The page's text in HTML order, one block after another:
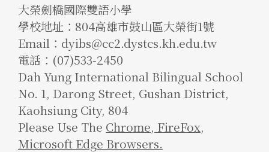
大榮劍橋國際雙語小學
學校地址：804高雄市鼓山區大榮街1號
Email：dyibs@cc2.dystcs.kh.edu.tw
電話：(07)533-2450
Dah Yung International Bilingual School
No. 1, Darong Street, Gushan District,
Kaohsiung City, 804
Please Use The Chrome, FireFox,
Microsoft Edge Browsers.